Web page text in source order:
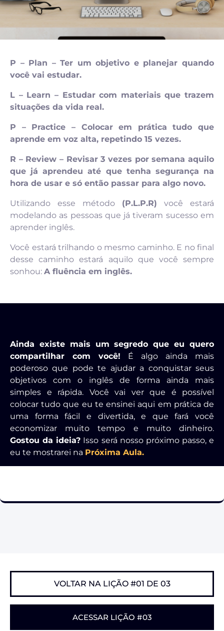
P – Plan – Ter um objetivo e planejar quando
você vai estudar.
L – Learn – Estudar com materiais que trazem
situações da vida real.
P – Practice – Colocar em prática tudo que
aprende em voz alta, repetindo 15 vezes.
R – Review – Revisar 3 vezes por semana aquilo
que já aprendeu até que tenha segurança na
hora de usar e só então passar para algo novo.
Utilizando esse método (P.L.P.R) você estará
modelando as pessoas que já tiveram sucesso em
aprender inglês.
Você estará trilhando o mesmo caminho. E no final
desse caminho estará aquilo que você sempre
sonhou: A fluência em inglês.
Ainda existe mais um segredo que eu quero
compartilhar com você! É algo ainda mais
poderoso que pode te ajudar a conquistar seus
objetivos com o inglês de forma ainda mais
simples e rápida. Você vai ver que é possível
colocar tudo que eu te ensinei aqui em prática de
uma forma fácil e divertida, e que fará você
economizar muito tempo e muito dinheiro.
Gostou da ideia? Isso será nosso próximo passo, e
eu te mostrarei na Próxima Aula.
VOLTAR NA LIÇÃO #01 DE 03
ACESSAR LIÇÃO #03